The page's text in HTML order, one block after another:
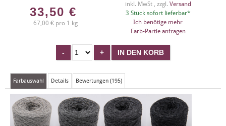
33,50 €
67,00 € pro 1 kg
inkl. MwSt , zzgl. Versand
3 Stück sofort lieferbar*
Ich benötige mehr
Farb-Partie anfragen
Farbauswahl Details Bewertungen (195)